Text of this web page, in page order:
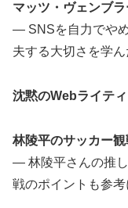
マッツ・ヴェンブラ
— SNSを自力でや
夫する大切さを学ん
沈黙のWebライテ
林陵平のサッカー
— 林陵平さんの推
戦のポイントも参考